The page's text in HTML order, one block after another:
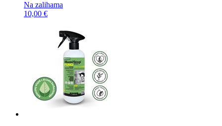
Na zalihama
10,00 €